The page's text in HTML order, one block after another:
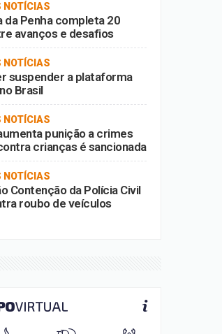
NOTÍCIAS
da Penha completa 20
avanços e desafios
NOTÍCIAS
suspender a plataforma
Brasil
NOTÍCIAS
punição a crimes
crianças é sancionada
NOTÍCIAS
Contenção da Polícia Civil
roubo de veículos